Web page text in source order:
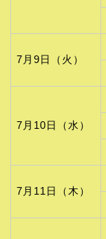
7月9日（火）
7月10日（水）
7月11日（木）